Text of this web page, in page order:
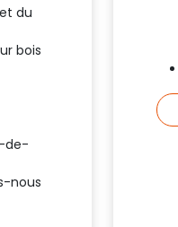
du
bois
de-
nous